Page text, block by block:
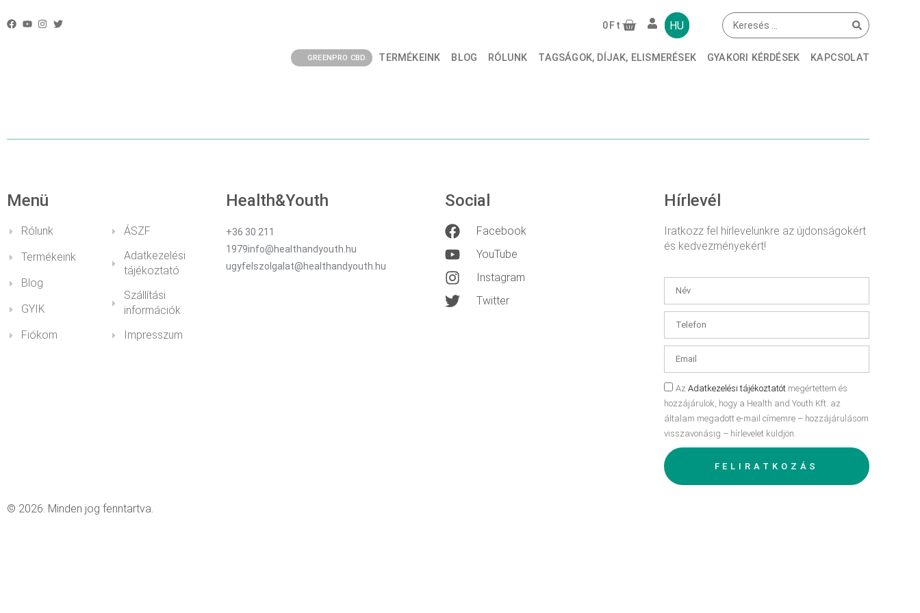
0 Ft HU
GREENPRO CBD TERMÉKEINK BLOG RÓLUNK TAGSÁGOK, DÍJAK, ELISMERÉSEK GYAKORI KÉRDÉSEK KAPCSOLAT
MEDDIG TÁROLJÁK A REGISZTRÁCIÓNÁL
MEGADOTT ADATAIMAT?
Menü
Rólunk
Termékeink
Blog
GYIK
Fiókom
ÁSZF
Adatkezelési
tájékoztató
Szállítási
információk
Impresszum
Health&Youth
+36 30 211
1979info@healthandyouth.hu
ugyfelszolgalat@healthandyouth.hu
Social
Facebook
YouTube
Instagram
Twitter
Hírlevél
Iratkozz fel hírlevelünkre az újdonságokért
és kedvezményekért!
Az Adatkezelési tájékoztatót megértettem és
hozzájárulok, hogy a Health and Youth Kft. az
általam megadott e-mail címemre – hozzájárulásom
visszavonásig – hírlevelet küldjön.
FELIRATKOZÁS
© 2026. Minden jog fenntartva.